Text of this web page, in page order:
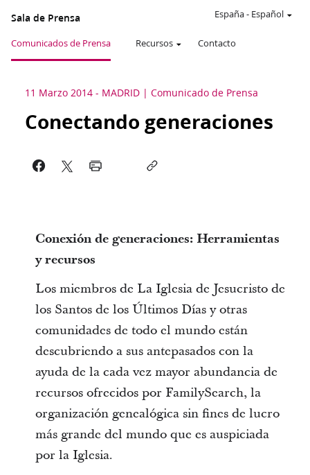
Sala de Prensa
Comunicados de Prensa Recursos Contacto
España- Español
11 Marzo 2014 - MADRID Comunicado de Prensa
Conectando generaciones
Conexión de generaciones: Herramientas
y recursos
Los miembros de La Iglesia de Jesucristo de
los Santos de los Últimos Días y otras
comunidades de todo el mundo están
descubriendo a sus antepasados con la
ayuda de la cada vez mayor abundancia de
recursos ofrecidos por FamilySearch, la
organización genealógica sin fines de lucro
más grande del mundo que es auspiciada
por la Iglesia.